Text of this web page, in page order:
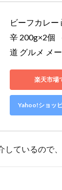
ビーフカレー
辛 200g×2個
道 グルメ メ
楽天市場
Yahoo!ショッ
しているので